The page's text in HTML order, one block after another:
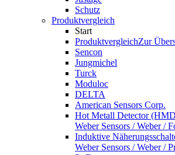
Schutz
Produktvergleich
Start
ProduktvergleichZur
Sencon
Jungmichel
Turck
Moduloc
DELTA
American Sensors Corp.
Hot Metall Detector
Weber Sensors / Weber /
Induktive
Weber Sensors / Weber /